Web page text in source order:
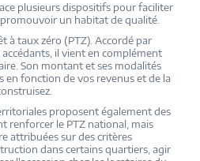
plusieurs dispositifs pour faciliter
un habitat de qualité.
à taux zéro (PTZ). Accordé par
il vient en complément
Son montant et ses modalités
fonction de vos revenus et de la
proposent également des
renforcer le PTZ national, mais
attribuées sur des critères
dans certains quartiers, agir